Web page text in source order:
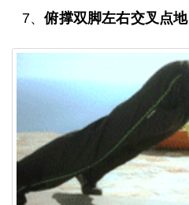
7、俯撑双脚左右交叉点地